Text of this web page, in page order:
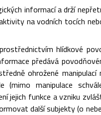
informací a drží
na vodních tocích
hlídkové
předává
ohrožené manipulací
manipulace
jejich funkce a vzniku
další subjekty (o